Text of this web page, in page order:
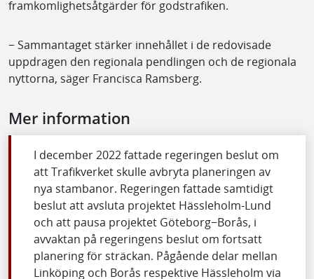
framkomlighetsåtgärder för godstrafiken.
− Sammantaget stärker innehållet i de redovisade
uppdragen den regionala pendlingen och de regionala
nyttorna, säger Francisca Ramsberg.
Mer information
I december 2022 fattade regeringen beslut om
att Trafikverket skulle avbryta planeringen av
nya stambanor. Regeringen fattade samtidigt
beslut att avsluta projektet Hässleholm-Lund
och att pausa projektet Göteborg−Borås, i
avvaktan på regeringens beslut om fortsatt
planering för sträckan. Pågående delar mellan
Linköping och Borås respektive Hässleholm via